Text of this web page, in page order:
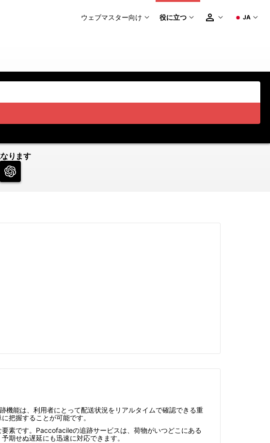
ウェブマスター向け 役に立つ JA
ります
機能は、利用者にとって配送状況をリアルタイムで確認できる重
把握することが可能です。
素です。Paccofacileの追跡サービスは、荷物がいつどこにある
期せぬ遅延にも迅速に対応できます。